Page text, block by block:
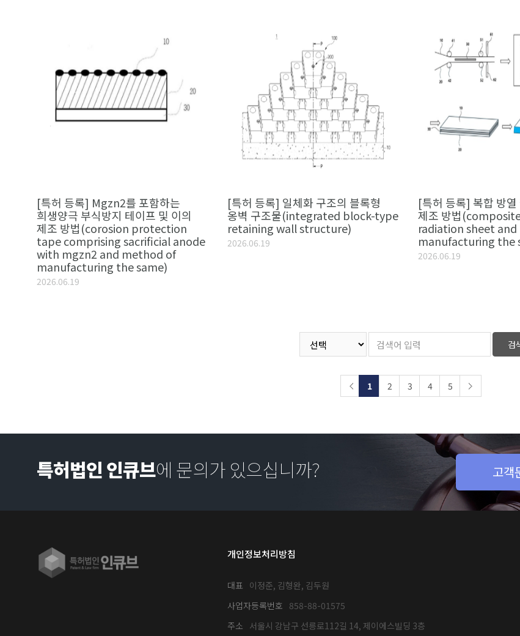
[특허 등록] Mgzn2를 포함하는
희생양극 부식방지 테이프 및 이의
제조 방법(corosion protection
tape comprising sacrificial anode
with mgzn2 and method of
manufacturing the same)
2026.06.19
[특허 등록] 일체화 구조의 블록형
옹벽 구조물(integrated block-type
retaining wall structure)
2026.06.19
[특허 등록] 복합 방열
제조 방법
radiation sheet
manufacturing the
2026.06.19
검
1 2 3 4 5
특허법인 인큐브에 문의가 있으십니까? 고객
개인정보처리방침
대표 이정준, 김형완, 김두원
사업자등록번호 858-88-01575
주소 서울시 강남구 선릉로112길 14, 제이에스빌딩 3층